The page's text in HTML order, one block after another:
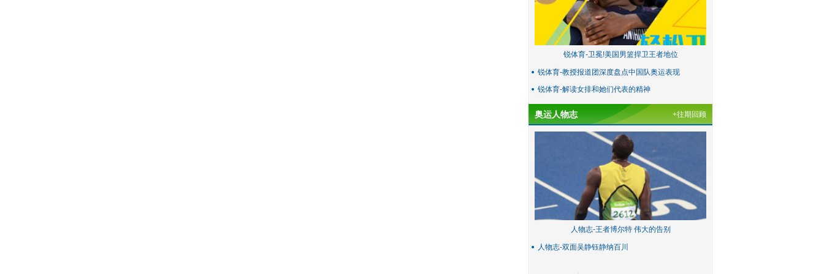
锐体育-卫冕!美国男篮捍卫王者地位
锐体育-教授报道团深度盘点中国队奥运表现
锐体育-解读女排和她们代表的精神
奥运人物志 +往期回顾
人物志-王者博尔特 伟大的告别
人物志-双面吴静钰静纳百川